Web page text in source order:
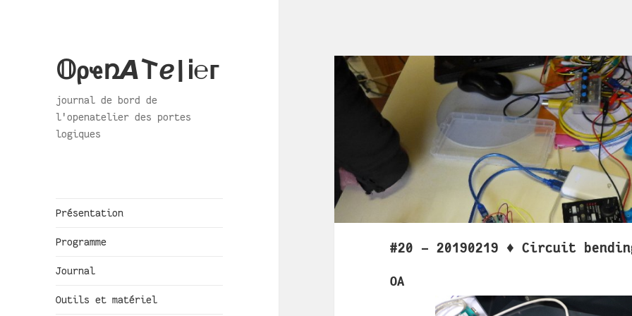
𝕆ρҽռ𝞐𐌕ℯ|Ꭵ℮ᴦ
journal de bord de
l'openatelier des portes
logiques
Présentation
Programme
Journal
Outils et matériel
#20 - 20190219 ♦ Circuit
OA